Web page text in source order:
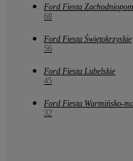
Ford Fiesta
68
Ford Fiesta Świętokrzyskie
56
Ford Fiesta Lubelskie
45
Ford Fiesta Warmińsko-
32